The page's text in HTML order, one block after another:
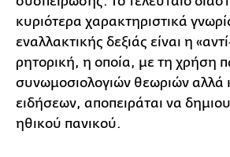
κυριότερα χαρακτηριστικά
εναλλακτικής δεξιάς είναι η
ρητορική, η οποία, με τη χρήση
συνωμοσιολογιών θεωριών αλλά
ειδήσεων, αποπειράται να
ηθικού πανικού.